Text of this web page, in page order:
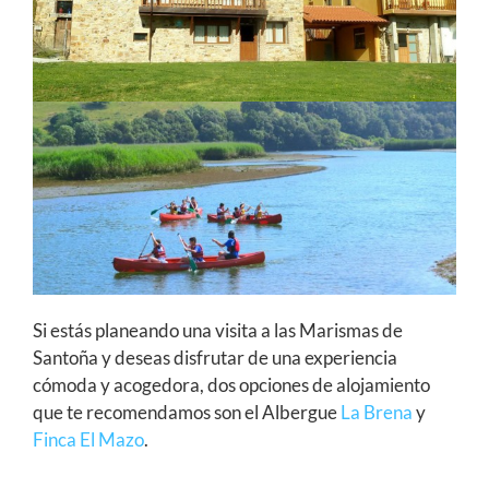
Si estás planeando una visita a las Marismas de
Santoña y deseas disfrutar de una experiencia
cómoda y acogedora, dos opciones de alojamiento
que te recomendamos son el AlbergueLa Brenay
Finca El Mazo.